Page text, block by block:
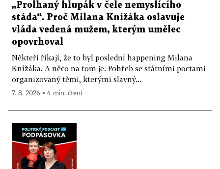
„Prolhaný hlupák v čele nemyslícího
stáda“. Proč Milana Knížáka oslavuje
vláda vedená mužem, kterým umělec
opovrhoval
Někteří říkají, že to byl poslední happening Milana
Knížáka. A něco na tom je. Pohřeb se státními poctami
organizovaný těmi, kterými slavný...
7. 8. 2026 ▪ 4 min. čtení